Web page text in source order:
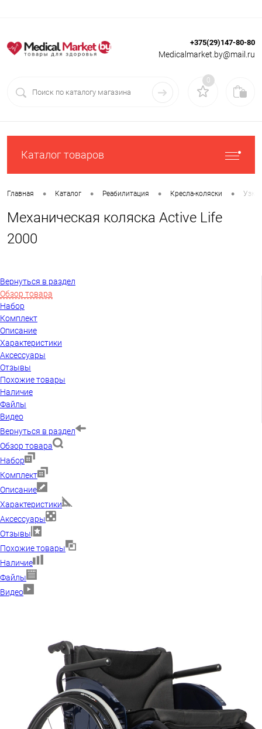
Вход Регистрация
+375(29)147-80-80
Medicalmarket.by@mail.ru
0
Каталог товаров
Главная • Каталог • Реабилитация • Кресла-коляски • Узкие
Механическая коляска Active Life
2000
Вернуться в раздел
Обзор товара
Набор
Комплект
Описание
Характеристики
Аксессуары
Отзывы
Похожие товары
Наличие
Файлы
Видео
Вернуться в раздел
Обзор товара
Набор
Комплект
Описание
Характеристики
Аксессуары
Отзывы
Похожие товары
Наличие
Файлы
Видео